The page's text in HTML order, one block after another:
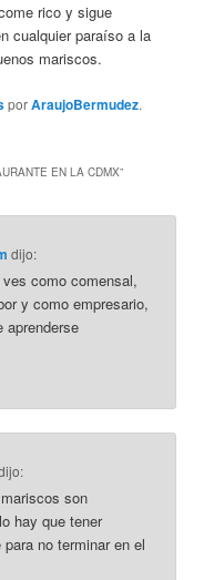
rico y sigue
cualquier paraíso a la
mariscos.
porAraujoBermudez.
EN LA CDMX”
dijo:
como comensal,
y como empresario,
aprenderse
son
hay que tener
no terminar en el